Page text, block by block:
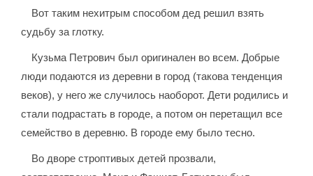
Вот таким нехитрым способом дед решил взять
судьбу за глотку.
Кузьма Петрович был оригинален во всем. Добрые
люди подаются из деревни в город (такова тенденция
веков), у него же случилось наоборот. Дети родились и
стали подрастать в городе, а потом он перетащил все
семейство в деревню. В городе ему было тесно.
Во дворе строптивых детей прозвали,